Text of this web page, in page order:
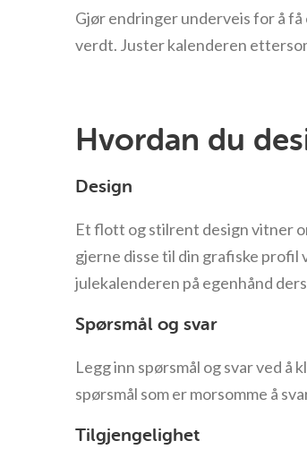
Gjør endringer underveis for å
verdt. Juster kalenderen
Hvordan du
Design
Et flott og stilrent design vitner
gjerne disse til din grafiske profil
julekalenderen på egenhånd
Spørsmål og svar
Legg inn spørsmål og svar ved å
spørsmål som er morsomme å
Tilgjengelighet